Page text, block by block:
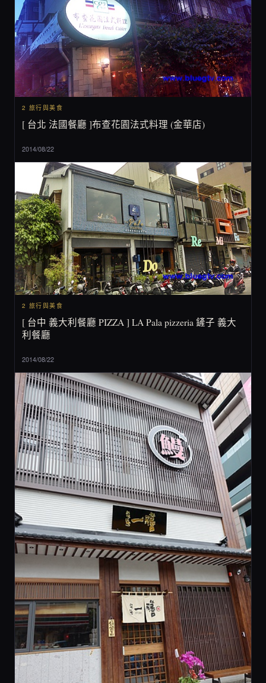
2 旅行與美食
[ 台北 法國餐廳 ]布查花園法式料理 (金華店)
2014/08/22
2 旅行與美食
[ 台中 義大利餐廳 PIZZA ] LA Pala pizzeria 鏟子 義大
利餐廳
2014/08/22